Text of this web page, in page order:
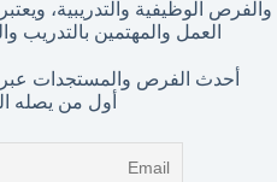
والفرص الوظيفية والتدريبية،
العمل والمهتمين بالتدريب
أحدث الفرص والمستجدات عبر
أول من يصله